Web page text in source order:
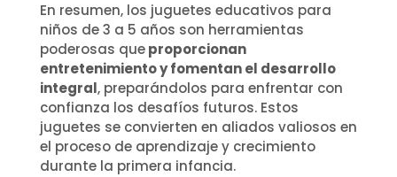
En resumen, los juguetes educativos para
niños de 3 a 5 años son herramientas
poderosas queproporcionan
entretenimiento y fomentan el desarrollo
integral, preparándolos para enfrentar con
confianza los desafíos futuros. Estos
juguetes se convierten en aliados valiosos en
el proceso de aprendizaje y crecimiento
durante la primera infancia.